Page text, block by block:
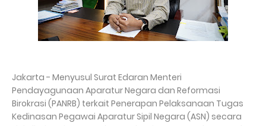
Jakarta - Menyusul Surat Edaran Menteri
Pendayagunaan Aparatur Negara dan Reformasi
Birokrasi (PANRB) terkait Penerapan Pelaksanaan Tugas
Kedinasan Pegawai Aparatur Sipil Negara (ASN) secara